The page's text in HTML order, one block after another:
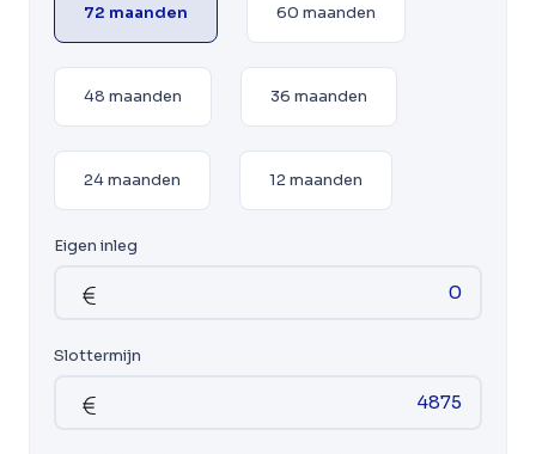
72 maanden 60 maanden
48 maanden 36 maanden
24 maanden 12 maanden
Eigen inleg
Slottermijn